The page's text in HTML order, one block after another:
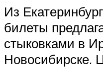
Из
билеты
стыковками в
Новосибирске.